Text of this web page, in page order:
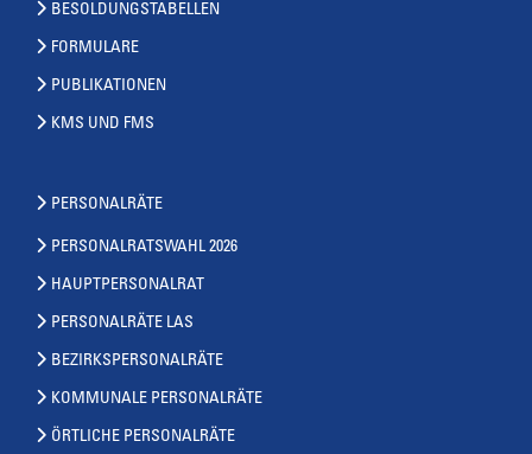
BESOLDUNGSTABELLEN
FORMULARE
PUBLIKATIONEN
KMS UND FMS
PERSONALRÄTE
PERSONALRATSWAHL 2026
HAUPTPERSONALRAT
PERSONALRÄTE LAS
BEZIRKSPERSONALRÄTE
KOMMUNALE PERSONALRÄTE
ÖRTLICHE PERSONALRÄTE